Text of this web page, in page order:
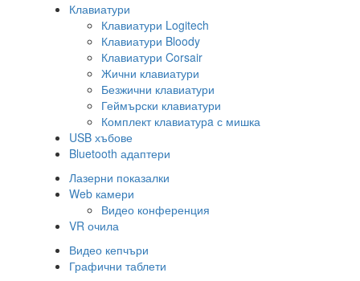
Клавиатури
Клавиатури Logitech
Клавиатури Bloody
Клавиатури Corsair
Жични клавиатури
Безжични клавиатури
Геймърски клавиатури
Комплект клавиатурa с мишка
USB хъбове
Bluetooth адаптери
Лазерни показалки
Web камери
Видео конференция
VR очила
Видео кепчъри
Графични таблети